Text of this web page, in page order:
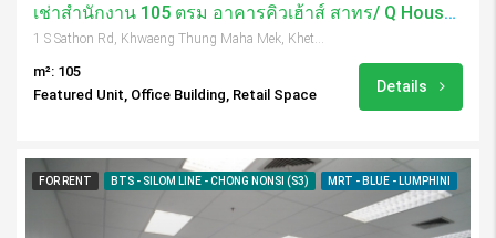
เช่าสำนักงาน 105 ตรม อาคารคิวเฮ้าส์ สาทร/ Q House Sathorn
1 S Sathon Rd, Khwaeng Thung Maha Mek, Khet Sathon, Krung Thep Maha Nakhon 10120, Thailand
m²: 105
Featured Unit, Office Building, Retail Space
Details
FOR RENT BTS - SILOM LINE - CHONG NONSI (S3) MRT - BLUE - LUMPHINI